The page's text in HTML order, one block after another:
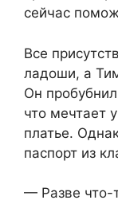
сейчас
Все
ладоши, а
Он
что мечтает
платье.
паспорт из
— Разве что-